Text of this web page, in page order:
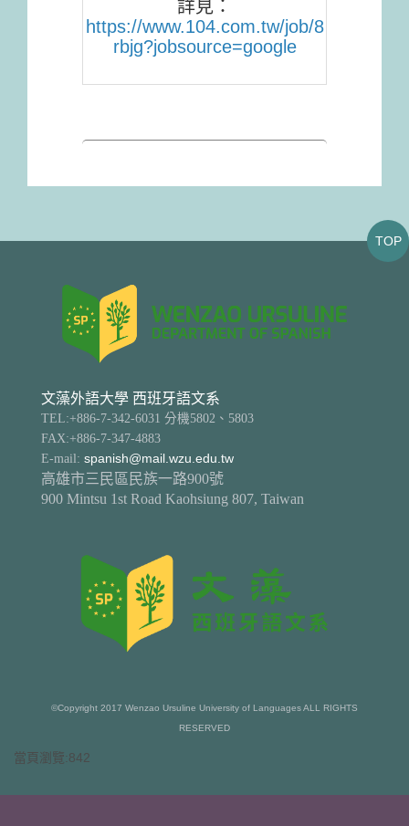
詳見：
https://www.104.com.tw/job/8
rbjg?jobsource=google
文藻外語大學 西班牙語文系
TEL:+886-7-342-6031 分機5802、5803
FAX:+886-7-347-4883
E-mail: spanish@mail.wzu.edu.tw
高雄市三民區民族一路900號
900 Mintsu 1st Road Kaohsiung 807, Taiwan
©Copyright 2017 Wenzao Ursuline University of Languages ALL RIGHTS
RESERVED
當頁瀏覽:842
TOP